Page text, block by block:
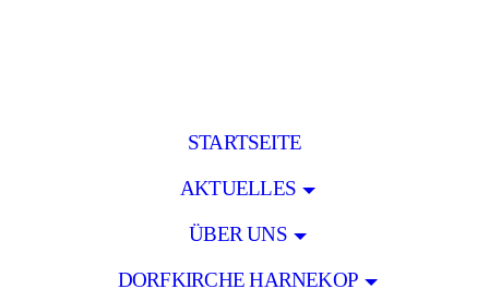
STARTSEITE
AKTUELLES
ÜBER UNS
DORFKIRCHE HARNEKOP